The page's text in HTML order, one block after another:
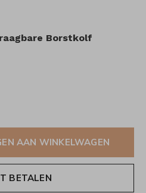
Borstkolf
AAN WINKELWAGEN
BETALEN